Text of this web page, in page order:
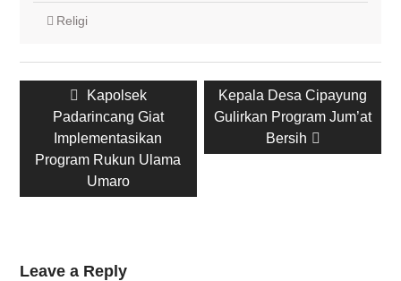
Religi
navigationPrevious
post:
Kapolsek
Padarincang Giat
Implementasikan
Program Rukun Ulama
Umaro
Next
post:
Kepala Desa Cipayung
Gulirkan Program Jum’at
Bersih
Leave a Reply